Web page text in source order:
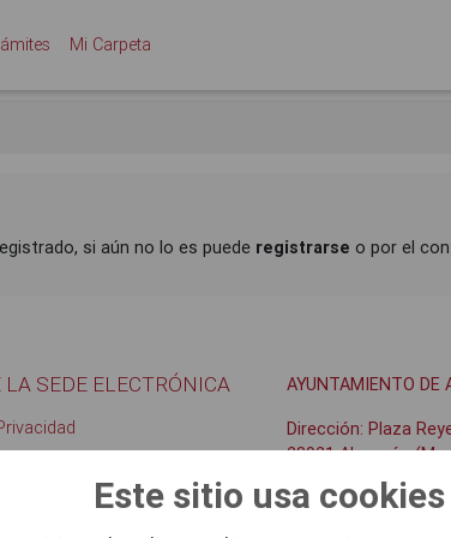
Mi Carpeta
si aún no lo es puede registrarse o por el
SEDE ELECTRÓNICA AYUNTAMIENTO DE
Dirección: Plaza
28921 Alcorcón
Tlf. 010 / +34 91 664
Horario: L-V, de 8:30
Web Municipal
Este sitio usa cookies